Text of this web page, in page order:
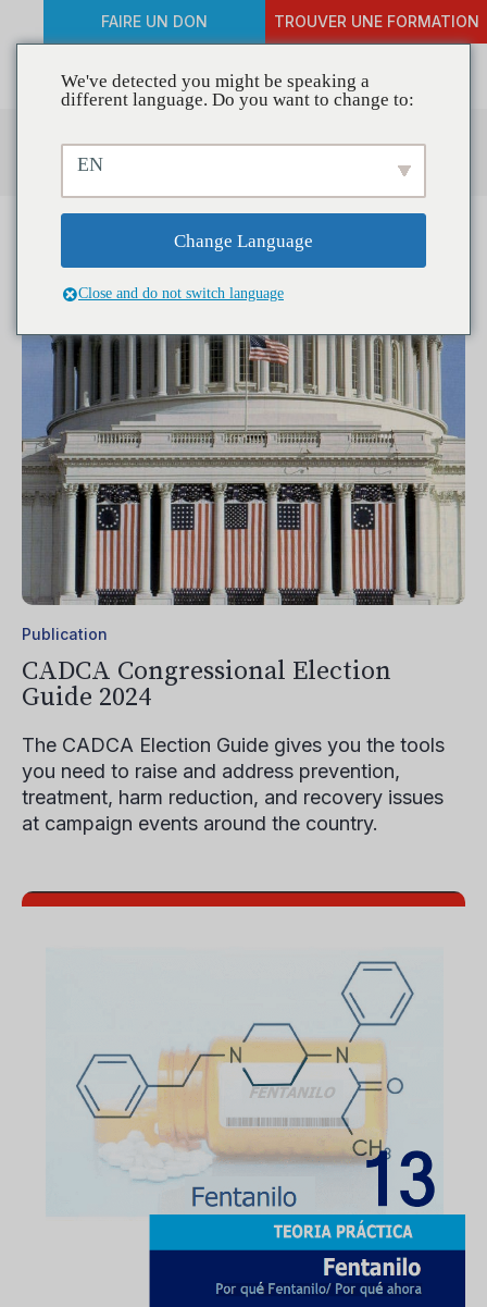
FAIRE UN DON TROUVER UNE FORMATION
Centre de ressources
Publication
CADCA Congressional Election
Guide 2024
The CADCA Election Guide gives you the tools
you need to raise and address prevention,
treatment, harm reduction, and recovery issues
at campaign events around the country.
We've detected you might be speaking a
different language. Do you want to change to:
EN
Change Language
Close and do not switch language